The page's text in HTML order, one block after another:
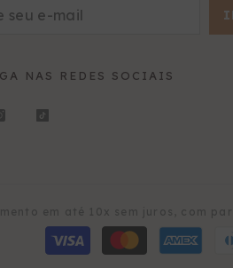
NAS REDES SOCIAIS